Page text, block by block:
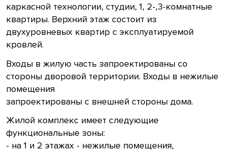
каркасной технологии, студии, 1, 2-,3-комнатные
квартиры. Верхний этаж состоит из
двухуровневых квартир с эксплуатируемой
кровлей.
Входы в жилую часть запроектированы со
стороны дворовой территории. Входы в нежилые
помещения
запроектированы с внешней стороны дома.
Жилой комплекс имеет следующие
функциональные зоны:
- на 1 и 2 этажах - нежилые помещения,